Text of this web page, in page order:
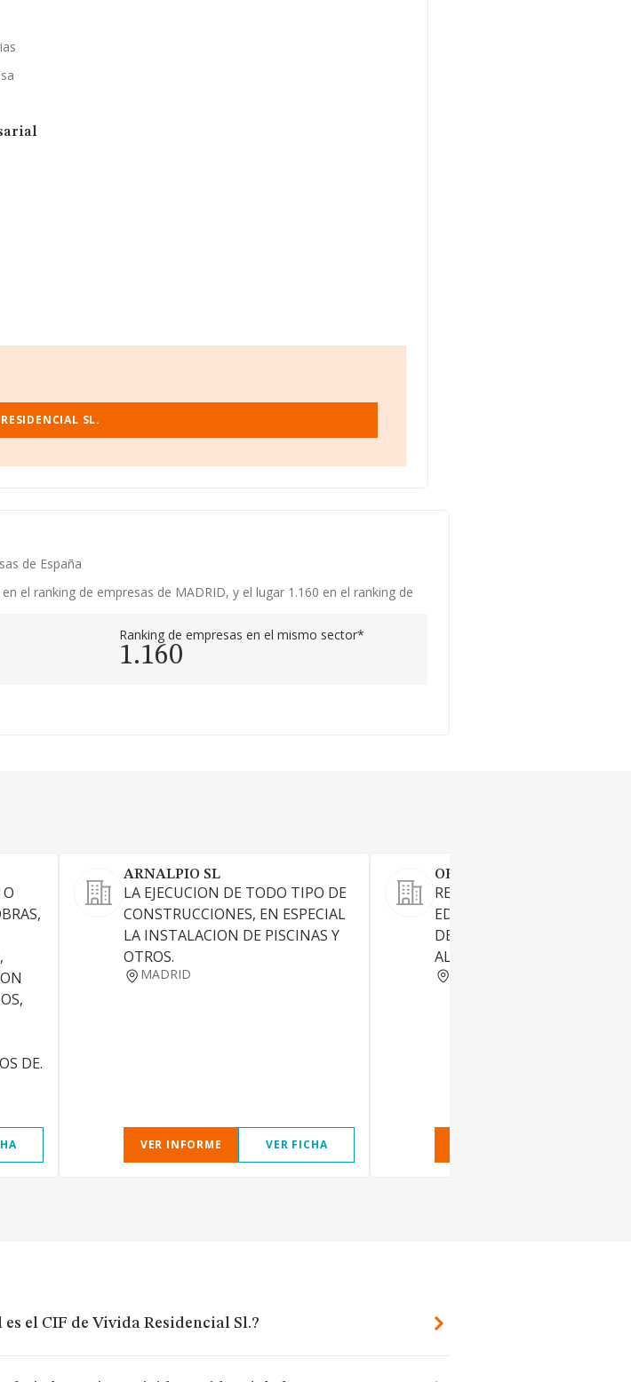
SL.
de España
en el ranking de empresas de MADRID, y el lugar 1.160 en el ranking de
Ranking de empresas en el mismo sector*
1.160
DE.
ARNALPIO SL
LA EJECUCION DE TODO TIPO DE
CONSTRUCCIONES, EN ESPECIAL
LA INSTALACION DE PISCINAS Y
OTROS.
MADRID
VER INFORME VER FICHA
OBRAJESCAL S.L.
REFORMAS DE TODA CLASE
EDIFICACIONES,
DE LAS MISMAS Y OBRAS DE
ALBANILERIA EN GENERAL.
es el CIF de Vivida Residencial Sl.?